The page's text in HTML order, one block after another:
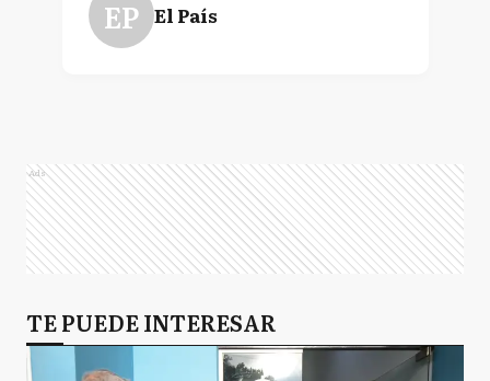
EP El País
Ads
TE PUEDE INTERESAR